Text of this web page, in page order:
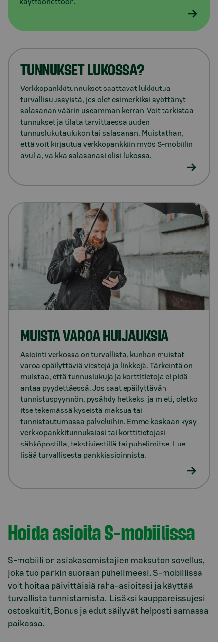
käyttöönottoon.
TUNNUKSET LUKOSSA?
Verkkopankkitunnukset saattavat lukkiutua
turvallisuussyistä, jos olet esimerkiksi syöttänyt
salasanan väärin useamman kerran. Voit tarkistaa
tunnukset ja tilata tarvittaessa uuden
tunnuslukutaulukon tai salasanan. Muistathan,
että voit kirjautua verkkopankkiin myös S-mobiilin
avulla, vaikka salasanasi olisi lukossa.
MUISTA VAROA HUIJAUKSIA
Asiointi verkossa on turvallista, kunhan muistat
varoa epäilyttäviä viestejä ja linkkejä. Tärkeintä on
muistaa, että tunnuslukuja ja korttitietoja ei pidä
antaa pyydettäessä. Jos saat epäilyttävän
tunnistuspyynnön, pysähdy hetkeksi ja mieti, oletko
itse tekemässä kyseistä maksua tai
tunnistautumassa palveluihin. Emme koskaan kysy
verkkopankkitunnuksiasi tai korttitietojasi
sähköpostilla, tekstiviestillä tai puhelimitse. Lue
lisää turvallisesta pankkiasioinnista.
Hoida asioita S-mobiilissa
S-mobiili on asiakasomistajien maksuton sovellus,
joka tuo pankin suoraan puhelimeesi. S-mobiilissa
voit hoitaa päivittäisiä raha-asioitasi ja käyttää
turvallista tunnistamista. Lisäksi kauppareissujesi
ostoskuitit, Bonus ja edut säilyvät helposti samassa
paikassa.